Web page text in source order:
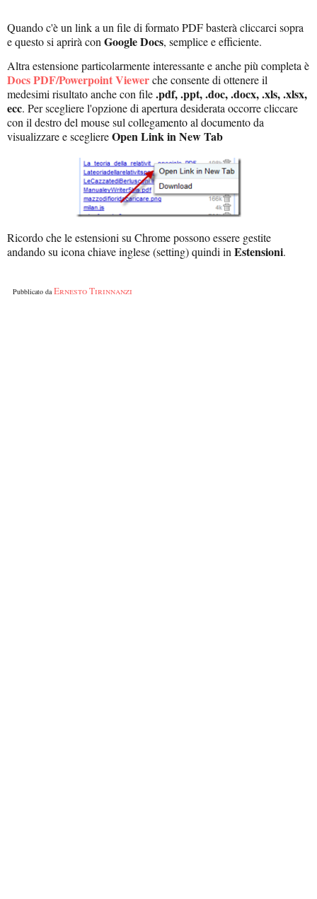
Quando c'è un link a un file di formato PDF basterà cliccarci sopra
e questo si aprirà con Google Docs, semplice e efficiente.
Altra estensione particolarmente interessante e anche più completa è
Docs PDF/Powerpoint Viewerche consente di ottenere il
medesimi risultato anche con file.pdf, .ppt, .doc, .docx, .xls, .xlsx,
ecc. Per scegliere l'opzione di apertura desiderata occorre cliccare
con il destro del mouse sul collegamento al documento da
visualizzare e scegliereOpen Link in New Tab
Ricordo che le estensioni su Chrome possono essere gestite
andando su icona chiave inglese (setting) quindi inEstensioni.
Pubblicato daErnesto Tirinnanzi